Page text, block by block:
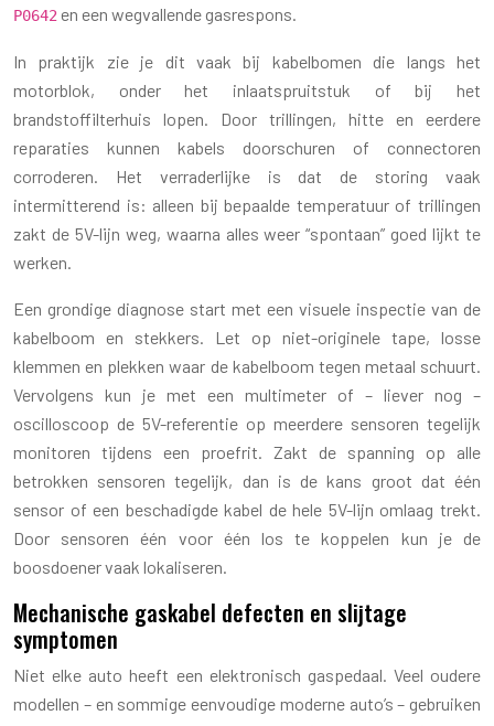
P0642 en een wegvallende gasrespons.
In praktijk zie je dit vaak bij kabelbomen die langs het
motorblok, onder het inlaatspruitstuk of bij het
brandstoffilterhuis lopen. Door trillingen, hitte en eerdere
reparaties kunnen kabels doorschuren of connectoren
corroderen. Het verraderlijke is dat de storing vaak
intermitterend is: alleen bij bepaalde temperatuur of trillingen
zakt de 5V-lijn weg, waarna alles weer “spontaan” goed lijkt te
werken.
Een grondige diagnose start met een visuele inspectie van de
kabelboom en stekkers. Let op niet-originele tape, losse
klemmen en plekken waar de kabelboom tegen metaal schuurt.
Vervolgens kun je met een multimeter of – liever nog –
oscilloscoop de 5V-referentie op meerdere sensoren tegelijk
monitoren tijdens een proefrit. Zakt de spanning op alle
betrokken sensoren tegelijk, dan is de kans groot dat één
sensor of een beschadigde kabel de hele 5V-lijn omlaag trekt.
Door sensoren één voor één los te koppelen kun je de
boosdoener vaak lokaliseren.
Mechanische gaskabel defecten en slijtage
symptomen
Niet elke auto heeft een elektronisch gaspedaal. Veel oudere
modellen – en sommige eenvoudige moderne auto’s – gebruiken